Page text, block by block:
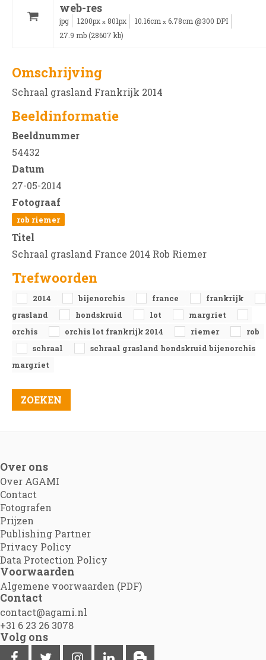
web-res
jpg 1200px x 801px 10.16cm x 6.78cm @300 DPI
27.9 mb (28607 kb)
Omschrijving
Schraal grasland Frankrijk 2014
Beeldinformatie
Beeldnummer
54432
Datum
27-05-2014
Fotograaf
rob riemer
Titel
Schraal grasland France 2014 Rob Riemer
Trefwoorden
2014 bijenorchis france
frankrijk
grasland
hondskruid lot
margriet
orchis
orchis lot frankrijk 2014 riemer
rob
schraal
schraal grasland hondskruid bijenorchis
margriet
Over ons
Over AGAMI
Contact
Fotografen
Prijzen
Publishing Partner
Privacy Policy
Data Protection Policy
Voorwaarden
Algemene voorwaarden (PDF)
Contact
contact@agami.nl
+31 6 23 26 3078
Volg ons